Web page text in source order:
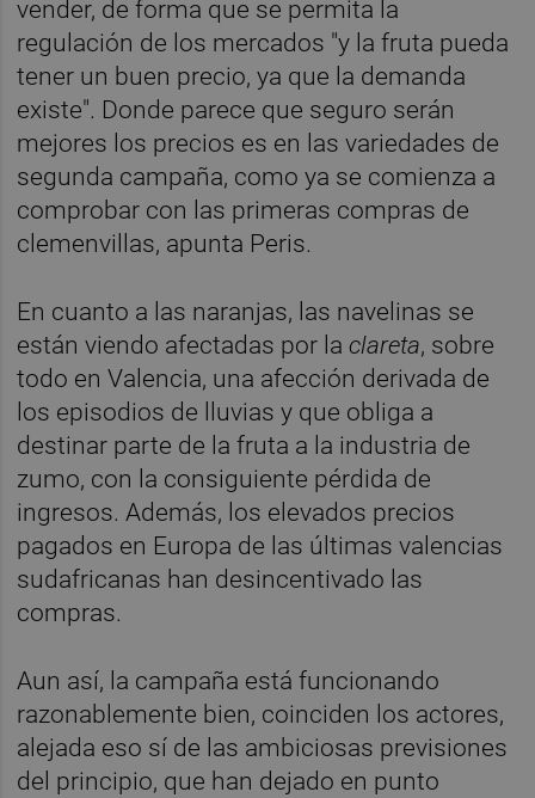
vender, de forma que se permita la
regulación de los mercados "y la fruta pueda
tener un buen precio, ya que la demanda
existe". Donde parece que seguro serán
mejores los precios es en las variedades de
segunda campaña, como ya se comienza a
comprobar con las primeras compras de
clemenvillas, apunta Peris.
En cuanto a las naranjas, las navelinas se
están viendo afectadas por laclareta, sobre
todo en Valencia, una afección derivada de
los episodios de lluvias y que obliga a
destinar parte de la fruta a la industria de
zumo, con la consiguiente pérdida de
ingresos. Además, los elevados precios
pagados en Europa de las últimas valencias
sudafricanas han desincentivado las
compras.
Aun así, la campaña está funcionando
razonablemente bien, coinciden los actores,
alejada eso sí de las ambiciosas previsiones
del principio, que han dejado en punto